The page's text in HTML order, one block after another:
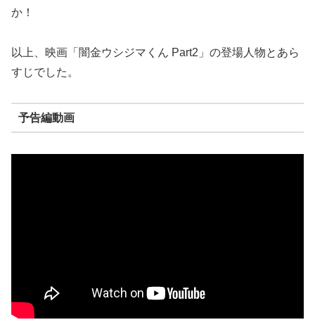
か！
以上、映画「闇金ウシジマくん Part2」の登場人物とあら
すじでした。
予告編動画